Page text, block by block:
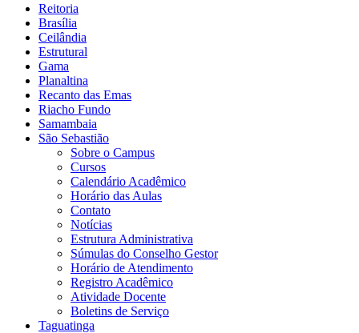
Reitoria
Brasília
Ceilândia
Estrutural
Gama
Planaltina
Recanto das Emas
Riacho Fundo
Samambaia
São Sebastião
Sobre o Campus
Cursos
Calendário Acadêmico
Horário das Aulas
Contato
Notícias
Estrutura Administrativa
Súmulas do Conselho Gestor
Horário de Atendimento
Registro Acadêmico
Atividade Docente
Boletins de Serviço
Taguatinga